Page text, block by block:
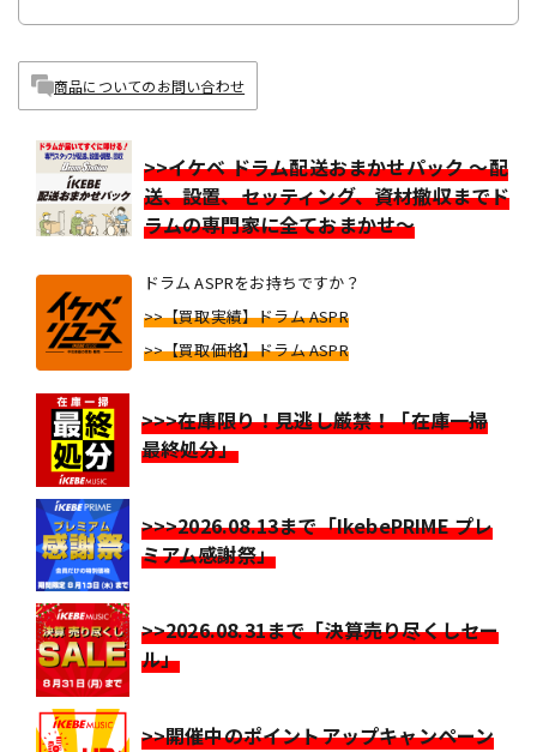
商品についてのお問い合わせ
>>イケベ ドラム配送おまかせパック ～配
送、設置、セッティング、資材撤収までド
ラムの専門家に全ておまかせ～
ドラム ASPRをお持ちですか？
>>【買取実績】ドラム ASPR
>>【買取価格】ドラム ASPR
>>>在庫限り！見逃し厳禁！「在庫一掃
最終処分」
>>>2026.08.13まで「IkebePRIME プレ
ミアム感謝祭」
>>2026.08.31まで「決算売り尽くしセー
ル」
>>開催中のポイントアップキャンペーン